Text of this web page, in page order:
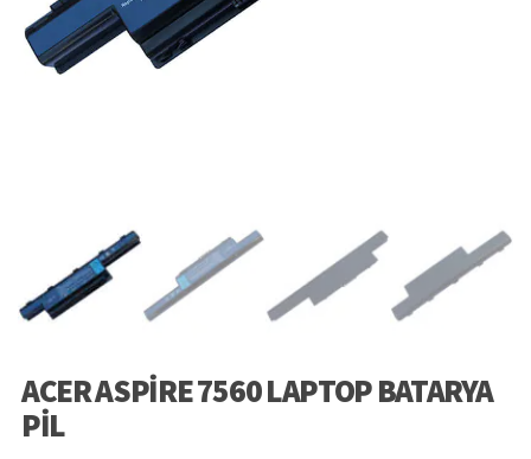
ACER ASPIRE 7560 LAPTOP BATARYA
PIL